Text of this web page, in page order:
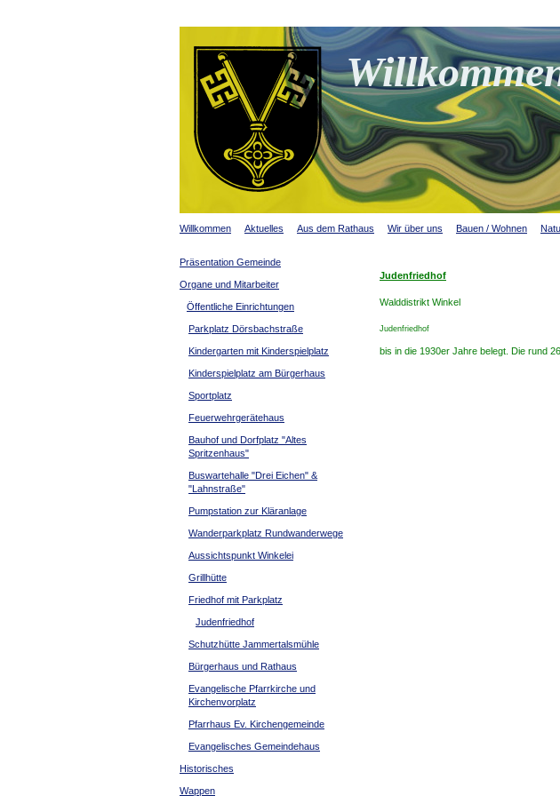
Willkommen Aktuelles Aus dem Rathaus Wir über uns Bauen / Wohnen
Judenfriedhof
Walddistrikt Winkel
Judenfriedhof
bis in die 1930er Jahre belegt. Die rund
Präsentation Gemeinde
Organe und Mitarbeiter
Öffentliche Einrichtungen
Parkplatz Dörsbachstraße
Kindergarten mit Kinderspielplatz
Kinderspielplatz am Bürgerhaus
Sportplatz
Feuerwehrgerätehaus
Bauhof und Dorfplatz "Altes
Spritzenhaus"
Buswartehalle "Drei Eichen" &
"Lahnstraße"
Pumpstation zur Kläranlage
Wanderparkplatz Rundwanderwege
Aussichtspunkt Winkelei
Grillhütte
Friedhof mit Parkplatz
Judenfriedhof
Schutzhütte Jammertalsmühle
Bürgerhaus und Rathaus
Evangelische Pfarrkirche und
Kirchenvorplatz
Pfarrhaus Ev. Kirchengemeinde
Evangelisches Gemeindehaus
Historisches
Wappen